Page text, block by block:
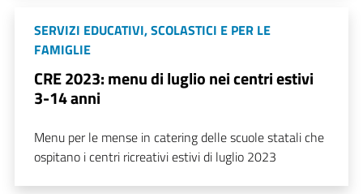
SERVIZI EDUCATIVI, SCOLASTICI E PER LE
FAMIGLIE
CRE 2023: menu di luglio nei centri estivi
3-14 anni
Menu per le mense in catering delle scuole statali che
ospitano i centri ricreativi estivi di luglio 2023